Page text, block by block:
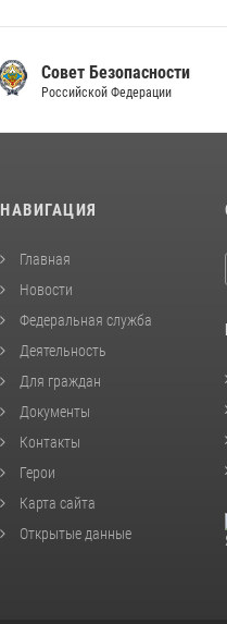
Совет Безопасности
Российской Федерации
НАВИГАЦИЯ
Главная
Новости
Федеральная служба
Деятельность
Для граждан
Документы
Контакты
Герои
Карта сайта
Открытые данные